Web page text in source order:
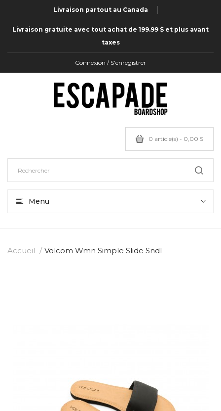
Livraison partout au Canada
Livraison gratuite avec tout achat de 199.99 $ et plus avant
taxes
Connexion / S'enregistrer
0 article(s) - 0,00 $
Menu
Accueil Volcom Wmn Simple Slide Sndl